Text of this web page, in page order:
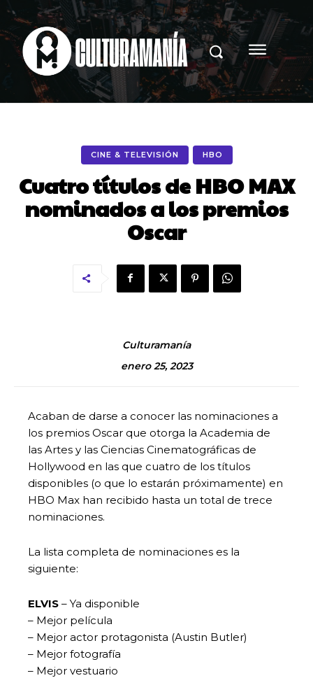
CINE & TELEVISIÓN HBO
Cuatro títulos de HBO MAX
nominados a los premios
Oscar
Culturamanía
enero 25, 2023
Acaban de darse a conocer las nominaciones a
los premios Oscar que otorga la Academia de
las Artes y las Ciencias Cinematográficas de
Hollywood en las que cuatro de los títulos
disponibles (o que lo estarán próximamente) en
HBO Max han recibido hasta un total de trece
nominaciones.
La lista completa de nominaciones es la
siguiente:
ELVIS – Ya disponible
– Mejor película
– Mejor actor protagonista (Austin Butler)
– Mejor fotografía
– Mejor vestuario